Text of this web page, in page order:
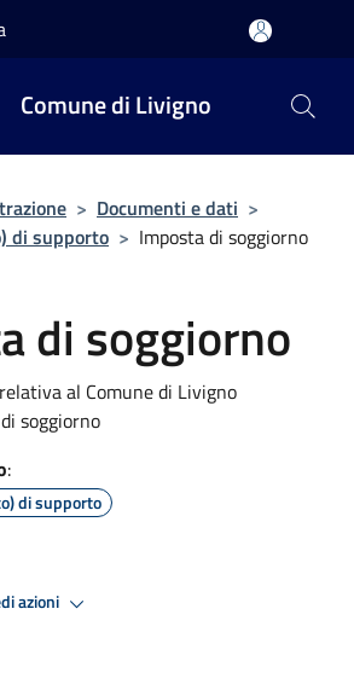
Comune di Livigno
> Documenti e dati >
di supporto > Imposta di soggiorno
di soggiorno
al Comune di Livigno
soggiorno
:
di supporto
azioni